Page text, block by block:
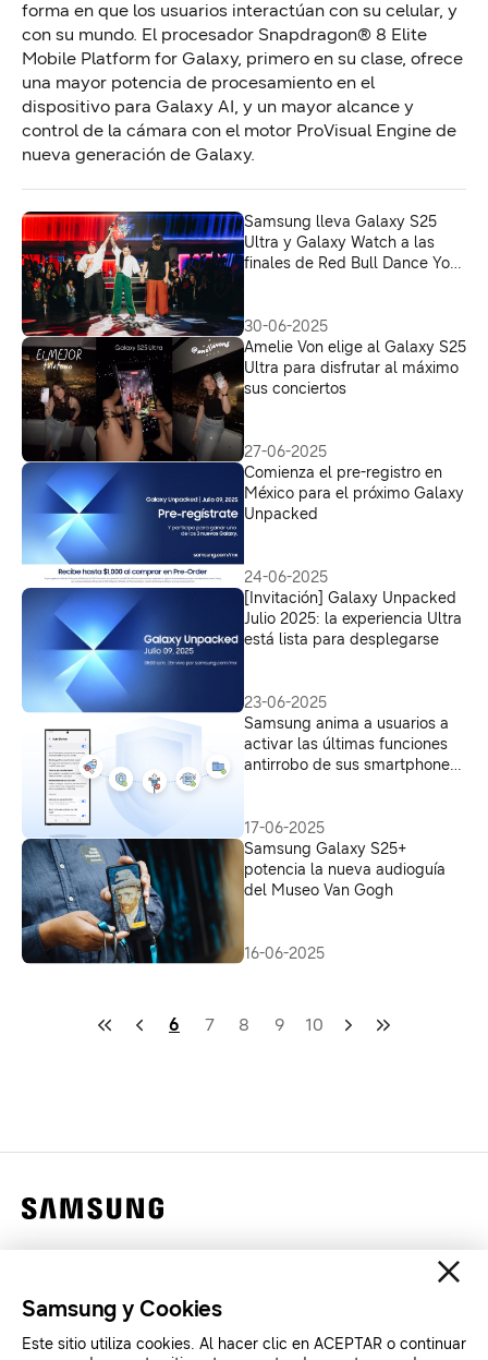
forma en que los usuarios interactúan con su celular, y
con su mundo. El procesador Snapdragon® 8 Elite
Mobile Platform for Galaxy, primero en su clase, ofrece
una mayor potencia de procesamiento en el
dispositivo para Galaxy AI y un mayor alcance y
control de la cámara con el motor ProVisual Engine de
nueva generación de Galaxy.
Samsung lleva Galaxy S25
Ultra y Galaxy Watch a las
finales de Red Bull Dance Your
30-06-2025
Amelie Von elige al Galaxy S25
Ultra para disfrutar al máximo
sus conciertos
27-06-2025
Comienza el pre-registro en
México para el próximo Galaxy
Unpacked
24-06-2025
[Invitación] Galaxy Unpacked
Julio 2025: la experiencia Ultra
está lista para desplegarse
23-06-2025
Samsung anima a usuarios a
activar las últimas funciones
antirrobo de sus smartphones
17-06-2025
Samsung Galaxy S25+
potencia la nueva audioguía
del Museo Van Gogh
16-06-2025
6 7 8 9 10
Legales
Samsung y Cookies
Este sitio utiliza cookies. Al hacer clic en ACEPTAR o continuar